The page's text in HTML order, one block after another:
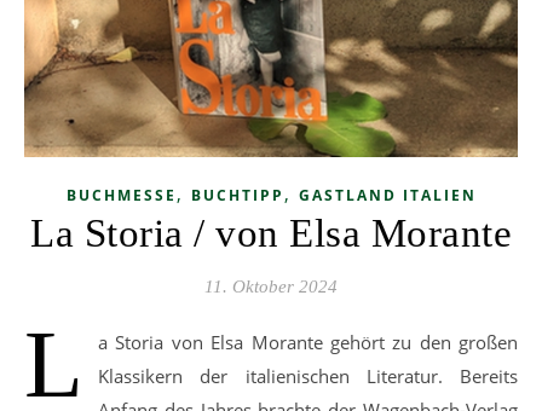
BUCHMESSE , BUCHTIPP , GASTLAND ITALIEN
La Storia / von Elsa Morante
11. Oktober 2024
L
a Storia von Elsa Morante gehört zu den großen
Klassikern der italienischen Literatur. Bereits